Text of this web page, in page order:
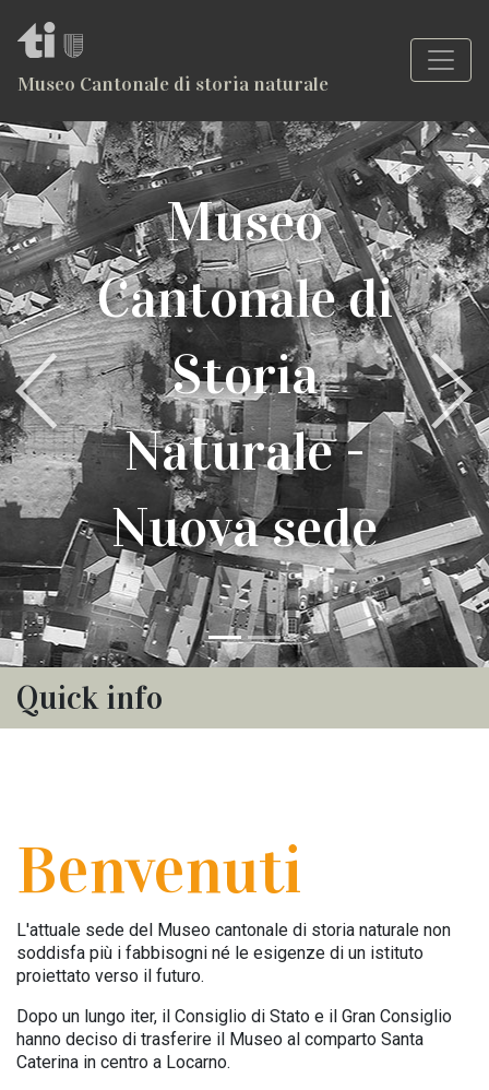
Museo Cantonale di storia naturale
Museo
Cantonale di
Storia
Naturale -
Nuova sede
Previous Next
Quick info
Benvenuti
L'attuale sede del Museo cantonale di storia naturale non
soddisfa più i fabbisogni né le esigenze di un istituto
proiettato verso il futuro.
Dopo un lungo iter, il Consiglio di Stato e il Gran Consiglio
hanno deciso di trasferire il Museo al comparto Santa
Caterina in centro a Locarno.